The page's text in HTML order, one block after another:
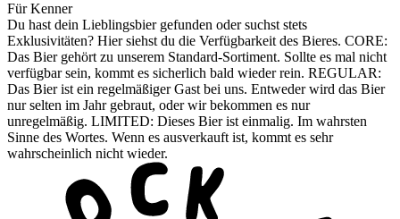
Für Kenner
Du hast dein Lieblingsbier gefunden oder suchst stets
Exklusivitäten? Hier siehst du die Verfügbarkeit des Bieres. CORE:
Das Bier gehört zu unserem Standard-Sortiment. Sollte es mal nicht
verfügbar sein, kommt es sicherlich bald wieder rein. REGULAR:
Das Bier ist ein regelmäßiger Gast bei uns. Entweder wird das Bier
nur selten im Jahr gebraut, oder wir bekommen es nur
unregelmäßig. LIMITED: Dieses Bier ist einmalig. Im wahrsten
Sinne des Wortes. Wenn es ausverkauft ist, kommt es sehr
wahrscheinlich nicht wieder.